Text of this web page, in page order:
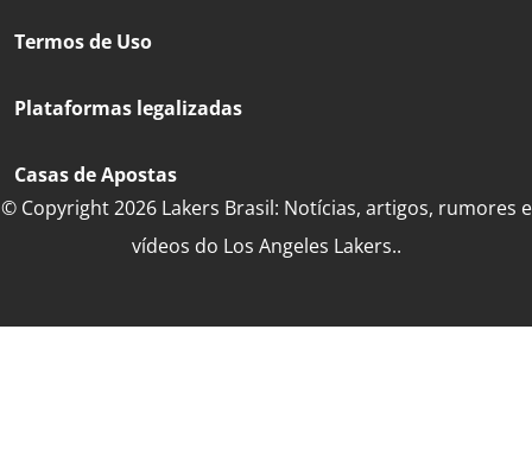
Termos de Uso
Plataformas legalizadas
Casas de Apostas
© Copyright 2026 Lakers Brasil: Notícias, artigos, rumores e
vídeos do Los Angeles Lakers..